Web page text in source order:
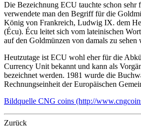
Die Bezeichnung ECU tauchte schon sehr
verwendete man den Begriff für die
König von Frankreich, Ludwig IX. dem
(Écu). Écu leitet sich vom lateinischen
auf den Goldmünzen von damals zu sehen
Heutzutage ist ECU wohl eher für die
Currency Unit bekannt und kann als
bezeichnet werden. 1981 wurde die
Rechnungseinheit der Europäischen
Bildquelle CNG coins (http://
Zurück